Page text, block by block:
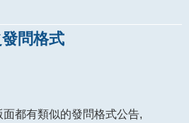
問格式
都有類似的發問格式公告,